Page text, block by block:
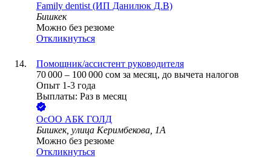
Family dentist (ИП Данилюк Д.В)
Бишкек
Можно без резюме
Откликнуться
Помощник/ассистент руководителя
70 000 – 100 000 сом за месяц, до вычета налогов
Опыт 1-3 года
Выплаты: Раз в месяц
ОсОО АБК ГОЛД
Бишкек, улица Керимбекова, 1А
Можно без резюме
Откликнуться